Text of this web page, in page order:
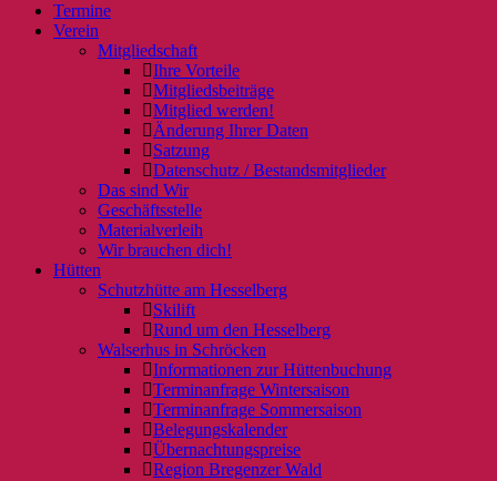
Termine
Verein
Mitgliedschaft
Ihre Vorteile
Mitgliedsbeiträge
Mitglied werden!
Änderung Ihrer Daten
Satzung
Datenschutz / Bestandsmitglieder
Das sind Wir
Geschäftsstelle
Materialverleih
Wir brauchen dich!
Hütten
Schutzhütte am Hesselberg
Skilift
Rund um den Hesselberg
Walserhus in Schröcken
Informationen zur Hüttenbuchung
Terminanfrage Wintersaison
Terminanfrage Sommersaison
Belegungskalender
Übernachtungspreise
Region Bregenzer Wald